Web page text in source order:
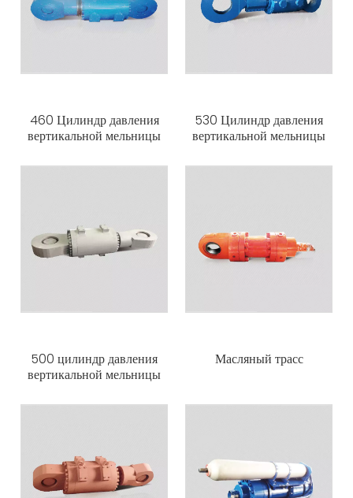
460 Цилиндр давления
вертикальной мельницы
530 Цилиндр давления
вертикальной мельницы
500 цилиндр давления
вертикальной мельницы
Масляный трасс